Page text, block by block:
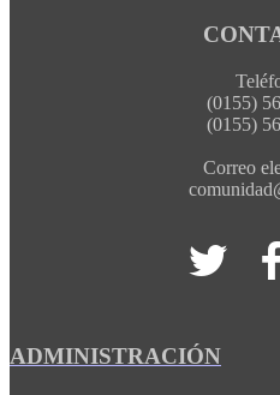
(0155)
(0155)
Correo
ADMINISTRACIÓN